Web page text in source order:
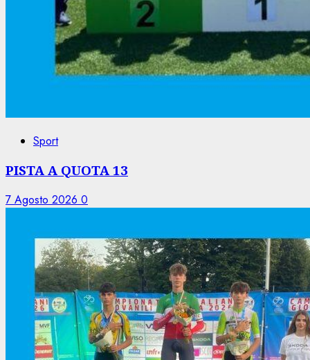
Sport
PISTA A QUOTA 13
7 Agosto 2026 0